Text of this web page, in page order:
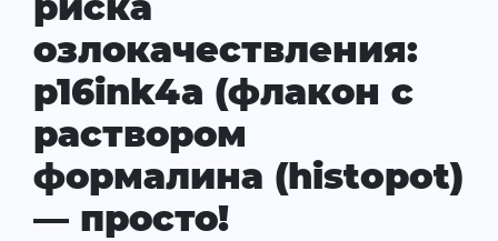
озлокачествления:
p16ink4a (флакон с
раствором
формалина (histopot)
— просто!